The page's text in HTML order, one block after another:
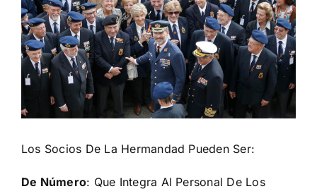
Los Socios De La Hermandad Pueden Ser:
De Número: Que Integra Al Personal De Los